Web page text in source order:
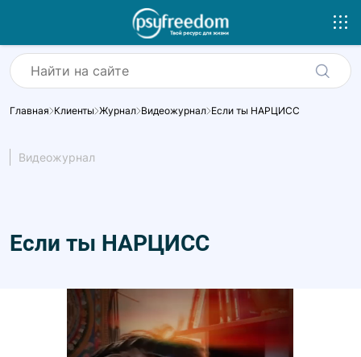
Главная Клиенты Журнал Видеожурнал Если ты НАРЦИСС
Видеожурнал
Если ты НАРЦИСС